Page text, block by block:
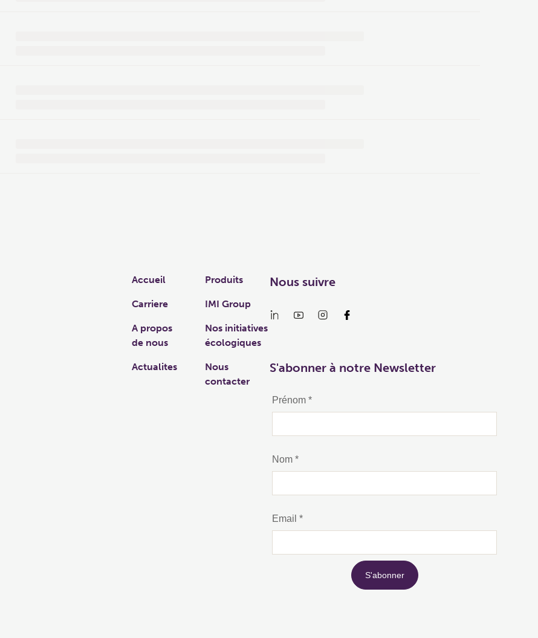
Links
Accueil Produits
Carriere IMI Group
A propos
de nous
Nos initiatives
écologiques
Actualites
Nous
contacter
Nous suivre
S'abonner à notre Newsletter